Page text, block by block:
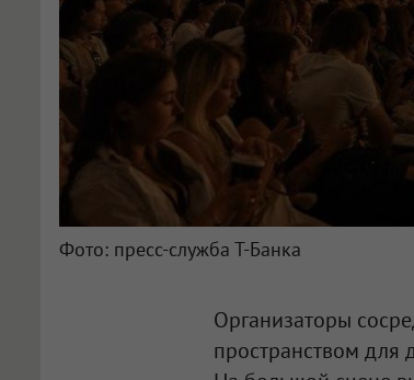
Фото: пресс-служба Т-Банка
Организаторы
пространством для